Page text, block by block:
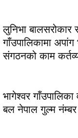
लुनिभा बालसरोकार
गाँउपालिकामा
संगठनको काम
भागेश्वर
बल नेपाल गुल्म